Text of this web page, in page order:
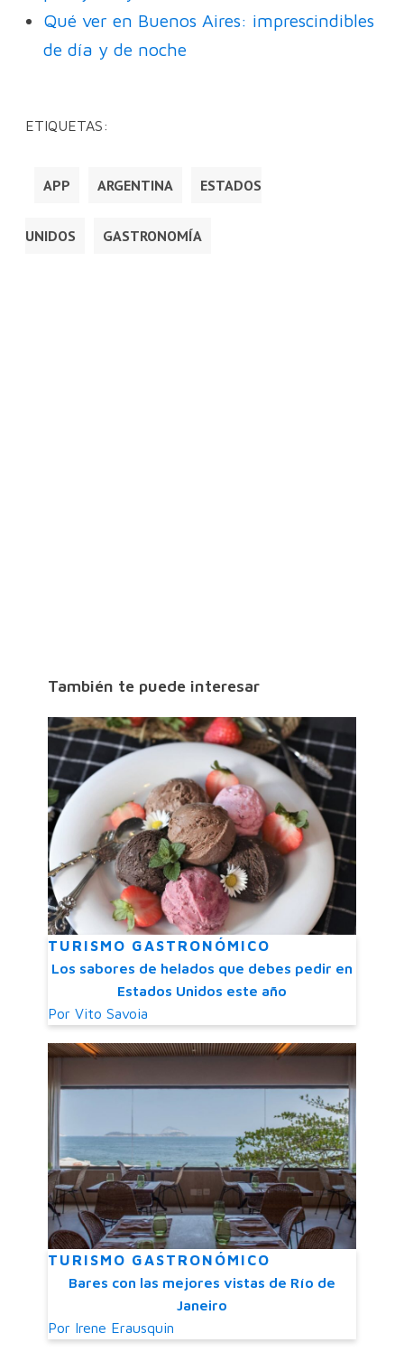
Qué ver en Buenos Aires: imprescindibles
de día y de noche
ETIQUETAS:
APP ARGENTINA ESTADOS
UNIDOS GASTRONOMÍA
También te puede interesar
TURISMO GASTRONÓMICO
Los sabores de helados que debes pedir en
Estados Unidos este año
Por Vito Savoia
TURISMO GASTRONÓMICO
Bares con las mejores vistas de Río de
Janeiro
Por Irene Erausquin